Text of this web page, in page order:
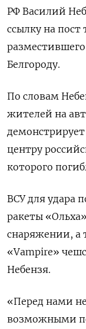
РФ Василий
ссылку на пост
Белгороду.
По словам
жителей на
центру
которого
ВСУ для удара
ракеты
снаряжении, а
«Vampire»
Небензя.
«Перед нами
возможными